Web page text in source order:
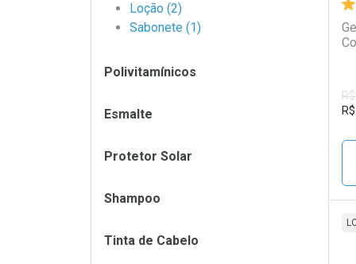
R$
Loção (2)
Sabonete (1)
Polivitamínicos
Esmalte
Protetor Solar
Shampoo
Tinta de Cabelo